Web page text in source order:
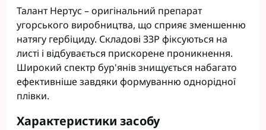
Талант Нертус – оригінальний препарат
угорського виробництва, що сприяє зменшенню
натягу гербіциду. Складові ЗЗР фіксуються на
листі і відбувається прискорене проникнення.
Широкий спектр бур'янів знищується набагато
ефективніше завдяки формуванню однорідної
плівки.
Характеристики засобу